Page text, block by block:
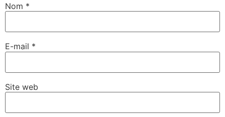
Nom *
E-mail *
Site web